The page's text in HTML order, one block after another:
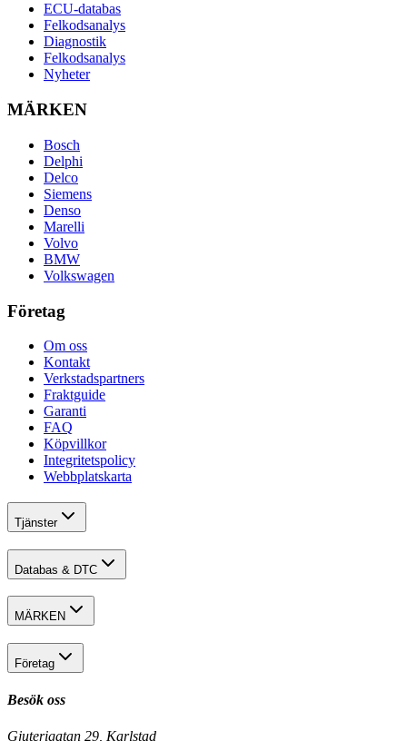
ECU-databas
Felkodsanalys
Diagnostik
Felkodsanalys
Nyheter
MÄRKEN
Bosch
Delphi
Delco
Siemens
Denso
Marelli
Volvo
BMW
Volkswagen
Företag
Om oss
Kontakt
Verkstadspartners
Fraktguide
Garanti
FAQ
Köpvillkor
Integritetspolicy
Webbplatskarta
Tjänster
Databas & DTC
MÄRKEN
Företag
Besök oss
Gjuterigatan 29, Karlstad